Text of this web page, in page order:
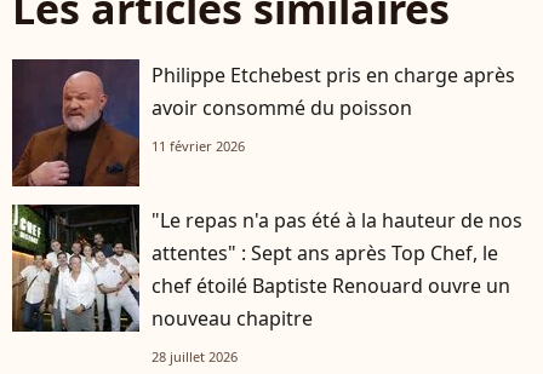
Philippe Etchebest pris en charge après
avoir consommé du poisson
11 février 2026
"Le repas n'a pas été à la hauteur de nos
attentes" : Sept ans après Top Chef, le
chef étoilé Baptiste Renouard ouvre un
nouveau chapitre
28 juillet 2026